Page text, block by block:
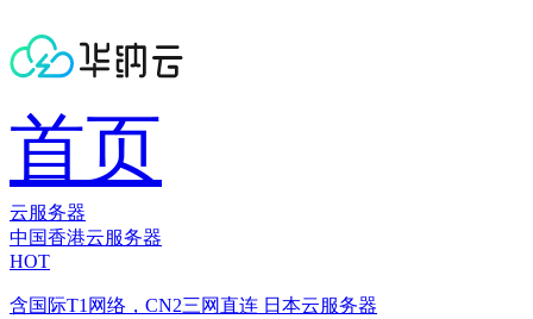
首页
云服务器
中国香港云服务器
HOT
含国际T1网络，CN2三网直连 日本云服务器